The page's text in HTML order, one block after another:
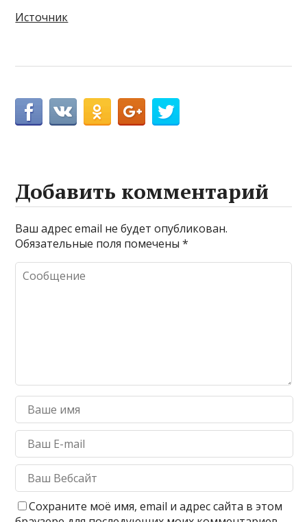
Источник
Добавить комментарий
Ваш адрес email не будет опубликован.
Обязательные поля помечены*
Сохраните моё имя, email и адрес сайта в этом